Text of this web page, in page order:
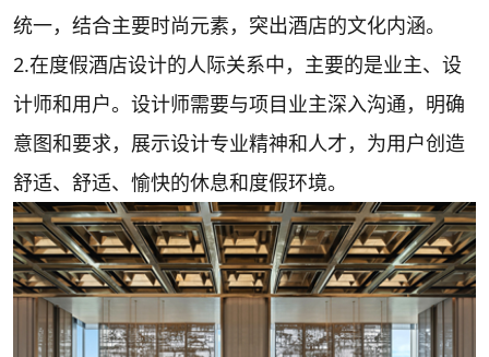
统一，结合主要时尚元素，突出酒店的文化内涵。
2.在度假酒店设计的人际关系中，主要的是业主、设
计师和用户。设计师需要与项目业主深入沟通，明确
意图和要求，展示设计专业精神和人才，为用户创造
舒适、舒适、愉快的休息和度假环境。